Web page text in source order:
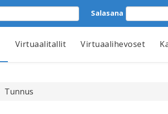
Salasana
Virtuaalitallit Virtuaalihevoset
Tunnus